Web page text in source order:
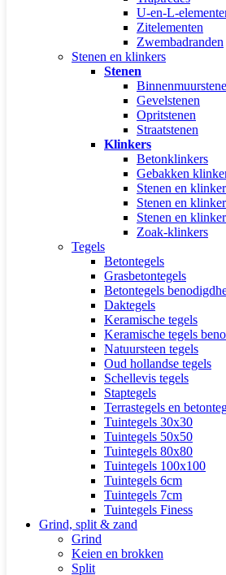
U-en-L-
Zitelementen
Zwembadranden
Stenen en klinkers
Stenen
Gevelstenen
Opritstenen
Straatstenen
Klinkers
Betonklinkers
Gebakken
Stenen en
Stenen en
Stenen en
Zoak-klinkers
Tegels
Betontegels
Grasbetontegels
Betontegels
Daktegels
Keramische tegels
Keramische tegels
Natuursteen tegels
Oud hollandse tegels
Schellevis tegels
Staptegels
Terrastegels en
Tuintegels 30x30
Tuintegels 50x50
Tuintegels 80x80
Tuintegels 100x100
Tuintegels 6cm
Tuintegels 7cm
Tuintegels Finess
Grind, split & zand
Grind
Keien en brokken
Split